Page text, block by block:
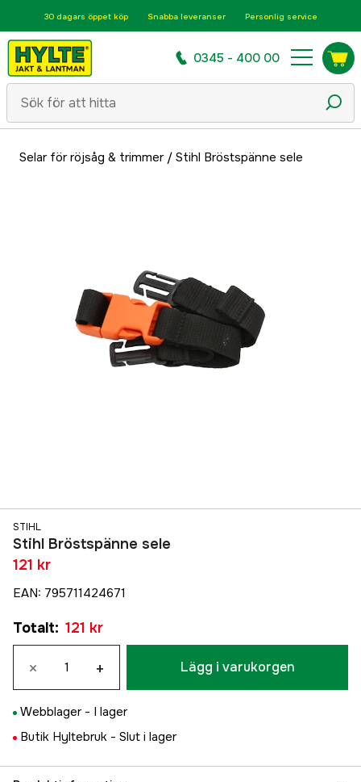
30 dagars öppet köp Snabba leveranser Personlig service
0345 - 400 00
Selar för röjsåg & trimmer/ Stihl Bröstspänne sele
STIHL
Stihl Bröstspänne sele
121 kr
EAN: 795711424671
Totalt: 121 kr
× + Lägg i varukorgen
Webblager - I lager
Butik Hyltebruk - Slut i lager